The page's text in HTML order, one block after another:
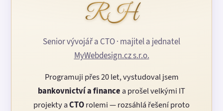
RH
Senior vývojář a CTO · majitel a jednatel
MyWebdesign.cz s.r.o.
Programuji přes 20 let, vystudoval jsem
bankovnictví a finance a prošel velkými IT
projekty aCTOrolemi — rozsáhlá řešení proto